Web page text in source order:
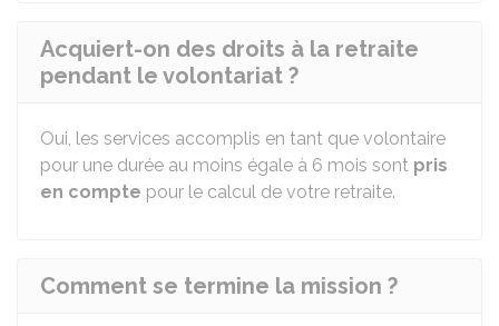
Acquiert-on des droits à la retraite
pendant le volontariat ?
Oui, les services accomplis en tant que volontaire
pour une durée au moins égale à 6 mois sont pris
en compte pour le calcul de votre retraite.
Comment se termine la mission ?